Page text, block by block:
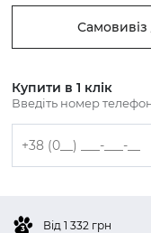
Самовивіз
Купити в 1 клік
Введіть номер
Від 1 332 грн